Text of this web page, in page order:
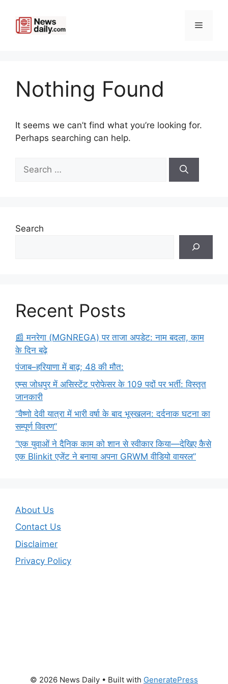
content
Menu
Nothing Found
It seems we can’t find what you’re looking for.
Perhaps searching can help.
for:
Search
Recent Posts
​📰 मनरेगा (MGNREGA) पर ताजा अपडेट: नाम बदला, काम
के दिन बढ़े
पंजाब–हरियाणा में बाढ़; 48 की मौत:
एम्स जोधपुर में असिस्टेंट प्रोफेसर के 109 पदों पर भर्ती: विस्तृत
जानकारी
“वैष्णो देवी यात्रा में भारी वर्षा के बाद भूस्खलन: दर्दनाक घटना का
सम्पूर्ण विवरण”
“एक युवाओं ने दैनिक काम को शान से स्वीकार किया—देखिए कैसे
एक Blinkit एजेंट ने बनाया अपना GRWM वीडियो वायरल”
About Us
Contact Us
Disclaimer
Privacy Policy
© 2026 News Daily • Built with GeneratePress